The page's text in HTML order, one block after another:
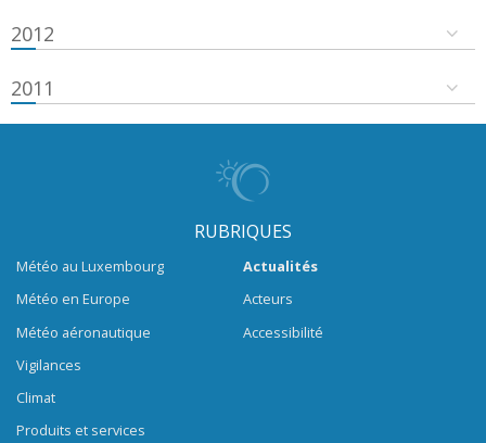
2012
2011
RUBRIQUES
Météo au Luxembourg
Météo en Europe
Météo aéronautique
Vigilances
Climat
Produits et services
Actualités
Acteurs
Accessibilité